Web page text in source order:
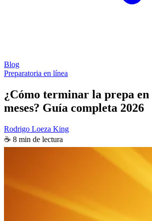
Blog
Preparatoria en línea
¿Cómo terminar la prepa en
meses? Guía completa 2026
Rodrigo Loeza King
☕ 8 min de lectura